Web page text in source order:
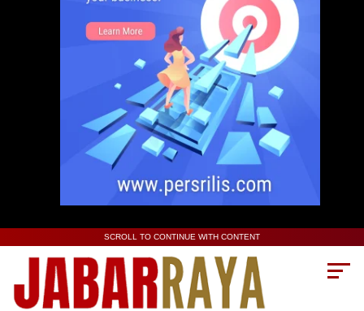
SCROLL TO CONTINUE WITH CONTENT